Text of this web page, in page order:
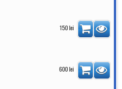
150 lei
600 lei